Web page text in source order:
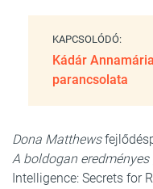
KAPCSOLÓDÓ:
Kádár
parancsolata
Dona Matthews
A boldogan
Intelligence: Secrets for